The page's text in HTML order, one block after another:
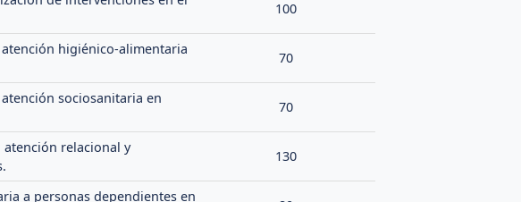
100
higiénico-alimentaria
70
sociosanitaria en
70
atención relacional y
130
a personas dependientes en